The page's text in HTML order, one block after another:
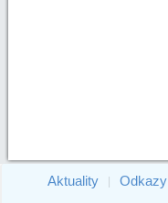
Aktuality Odkazy